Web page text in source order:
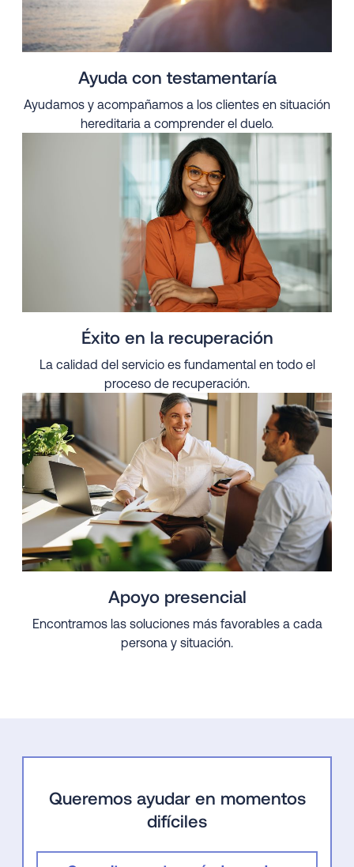
Ayuda con testamentaría
Ayudamos y acompañamos a los clientes en situación
hereditaria a comprender el duelo.
Éxito en la recuperación
La calidad del servicio es fundamental en todo el
proceso de recuperación.
Apoyo presencial
Encontramos las soluciones más favorables a cada
persona y situación.
Queremos ayudar en momentos
difíciles